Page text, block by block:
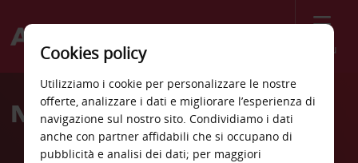
Menù
Welcome
AvisNoleggio auto Burnaby
Cookies policy
Utilizziamo i cookie per personalizzare le nostre
offerte, analizzare i dati e migliorare l’esperienza di
navigazione sul nostro sito. Condividiamo i dati
anche con partner affidabili che si occupano di
pubblicità e analisi dei dati; per maggiori